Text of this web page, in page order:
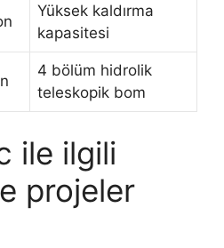
Yüksek kaldırma
kapasitesi
4 bölüm hidrolik
teleskopik bom
ile ilgili
projeler